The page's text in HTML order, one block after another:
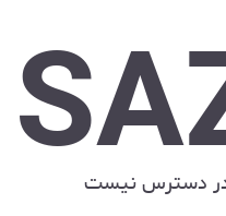
در دسترس نیست